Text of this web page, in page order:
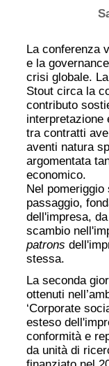
La conferenza
e la
crisi globale.
Stout circa la
contributo
interpretazione
tra contratti
aventi natura
argomentata
economico.
Nel
passaggio,
dell'impresa,
scambio
patrons
stessa.
La seconda
ottenuti
‘Corporate
esteso
conformità e
da unità di